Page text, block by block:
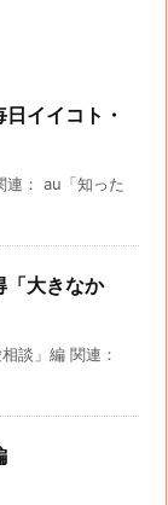
イイコト・
連： au「知った
大きなか
談」編 関連：